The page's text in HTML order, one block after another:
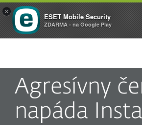
Agresívny
napáda
×
ESET Mobile Security
ZDARMA - na Google Play